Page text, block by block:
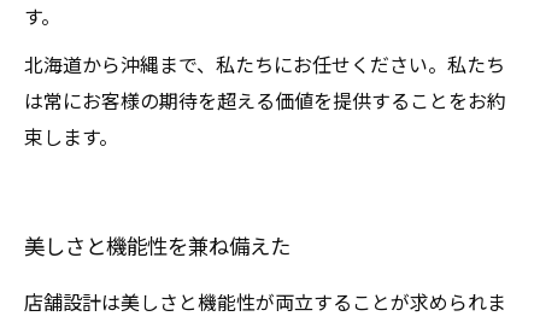
す。
北海道から沖縄まで、私たちにお任せください。私たち
は常にお客様の期待を超える価値を提供することをお約
束します。
美しさと機能性を兼ね備えた
店舗設計は美しさと機能性が両立することが求められま